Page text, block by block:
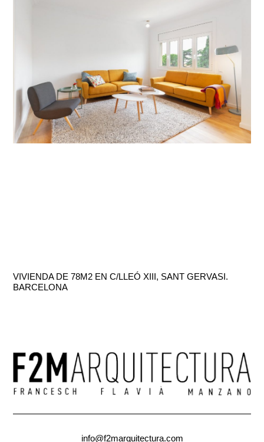
VIVIENDA DE 78M2 EN C/LLEÓ XIII, SANT GERVASI.
BARCELONA
info@f2marquitectura.com